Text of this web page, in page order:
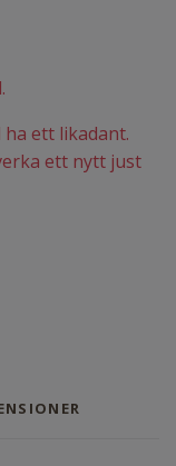
ha ett likadant.
ett nytt just